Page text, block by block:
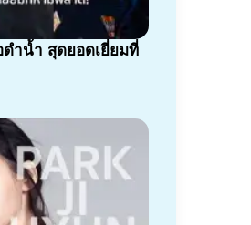
ดำน้ำ สุดยอดเยี่ยมที่